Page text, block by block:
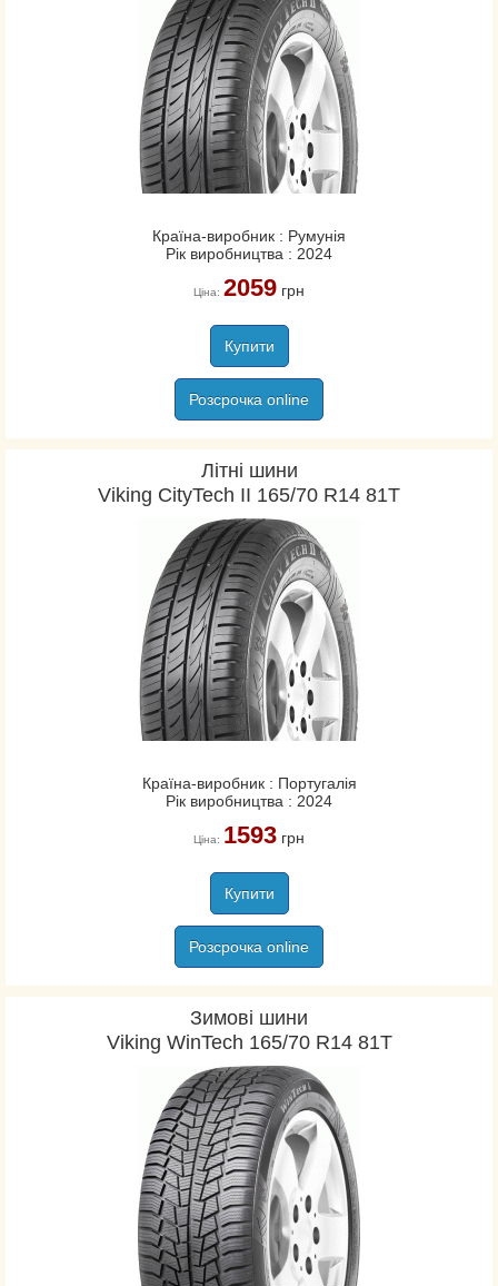
Країна-виробник : Румунія
Рік виробництва : 2024
Ціна: 2059грн
Купити
Розсрочка online
Літні шини
Viking CityTech II 165/70 R14 81T
Країна-виробник : Португалія
Рік виробництва : 2024
Ціна: 1593грн
Купити
Розсрочка online
Зимові шини
Viking WinTech 165/70 R14 81T